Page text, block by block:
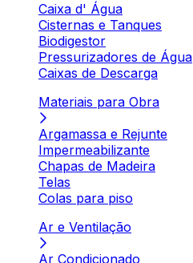
Caixa d' Água
Cisternas e Tanques
Biodigestor
Pressurizadores de Água
Caixas de Descarga
Materiais para Obra
Argamassa e Rejunte
Impermeabilizante
Chapas de Madeira
Telas
Colas para piso
Ar e Ventilação
Ar Condicionado